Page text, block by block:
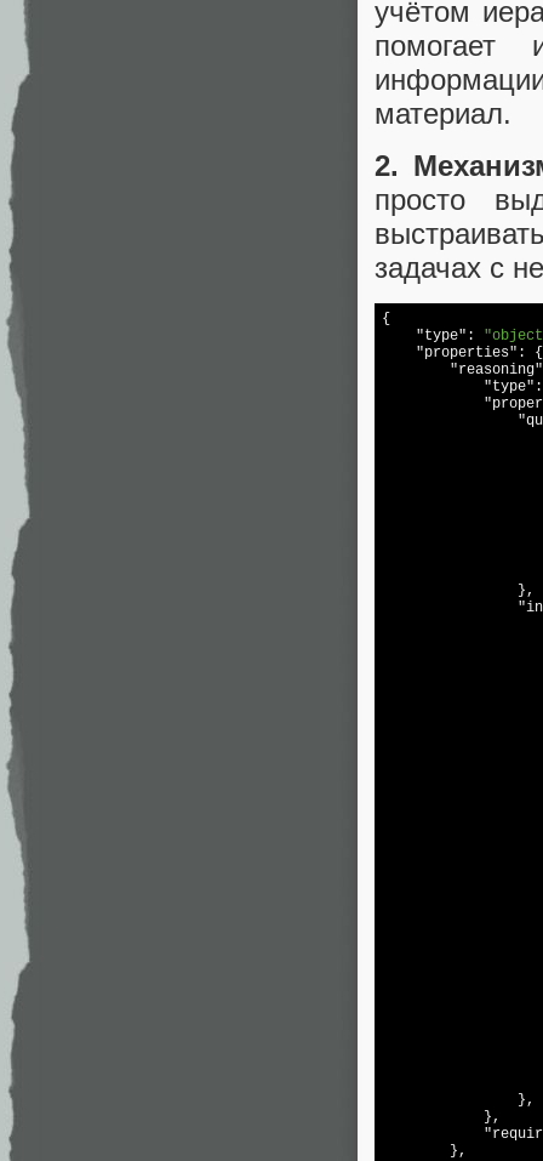
учётом
помогает
материал.
2.
просто
задачах с
{
"type" :
"properties" : {
"reasoning"
"type"
                },
                },
            },
        },